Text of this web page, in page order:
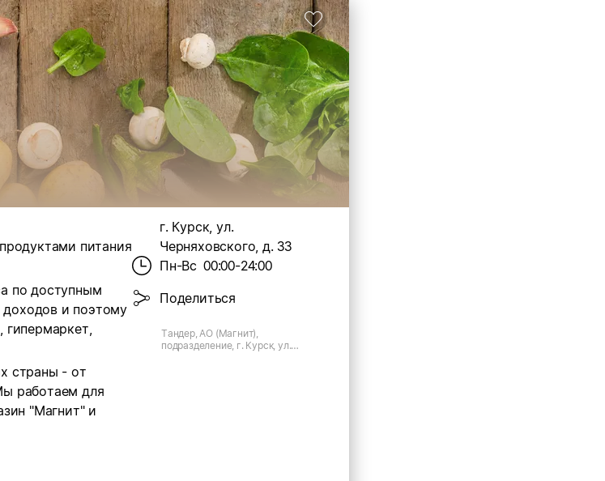
питания
по доступным
и поэтому
страны - от
работаем для
"Магнит" и
г. Курск, ул.
Черняховского, д. 33
Пн-Вс 00:00-24:00
Поделиться
Тандер, АО (Магнит),
подразделение, г. Курск, ул.